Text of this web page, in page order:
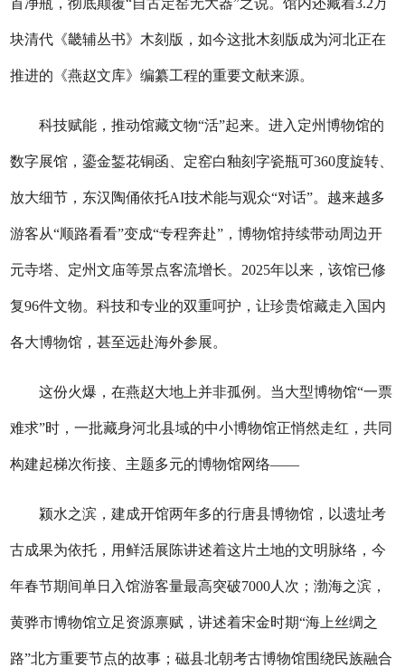
首净瓶，彻底颠覆“自古定窑无大器”之说。馆内还藏着3.2万
块清代《畿辅丛书》木刻版，如今这批木刻版成为河北正在
推进的《燕赵文库》编纂工程的重要文献来源。
科技赋能，推动馆藏文物“活”起来。进入定州博物馆的
数字展馆，鎏金錾花铜函、定窑白釉刻字瓷瓶可360度旋转、
放大细节，东汉陶俑依托AI技术能与观众“对话”。越来越多
游客从“顺路看看”变成“专程奔赴”，博物馆持续带动周边开
元寺塔、定州文庙等景点客流增长。2025年以来，该馆已修
复96件文物。科技和专业的双重呵护，让珍贵馆藏走入国内
各大博物馆，甚至远赴海外参展。
这份火爆，在燕赵大地上并非孤例。当大型博物馆“一票
难求”时，一批藏身河北县域的中小博物馆正悄然走红，共同
构建起梯次衔接、主题多元的博物馆网络——
颍水之滨，建成开馆两年多的行唐县博物馆，以遗址考
古成果为依托，用鲜活展陈讲述着这片土地的文明脉络，今
年春节期间单日入馆游客量最高突破7000人次；渤海之滨，
黄骅市博物馆立足资源禀赋，讲述着宋金时期“海上丝绸之
路”北方重要节点的故事；磁县北朝考古博物馆围绕民族融合